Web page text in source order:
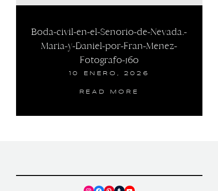
Boda-civil-en-el-Senorio-de-Nevada.-
Maria-y-Daniel-por-Fran-Menez-
Fotografo-160
10 ENERO, 2026
READ MORE